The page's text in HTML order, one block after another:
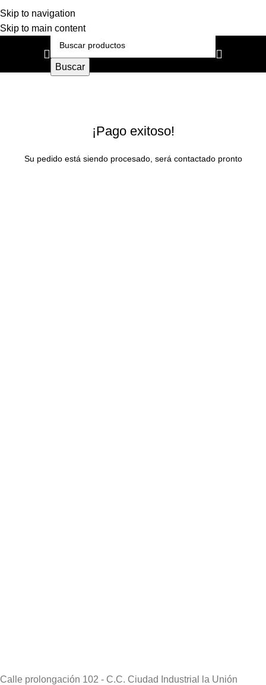
Skip to navigation
Skip to main content
Buscar
¡Pago exitoso!
Su pedido está siendo procesado, será contactado pronto
Calle prolongación 102 - C.C. Ciudad Industrial la Unión